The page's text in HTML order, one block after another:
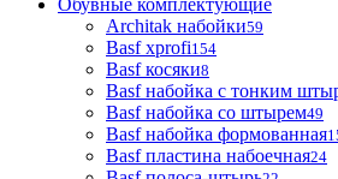
Обувные комплектующие
Architak набойки59
Basf xprofi154
Basf косяки8
Basf набойка с тонким
Basf набойка со штырем49
Basf набойка формованная
Basf пластина набоечная24